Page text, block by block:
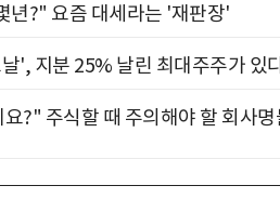
년?" 요즘 대세라는 '재판장'
', 지분 25% 날린 최대주주가 있
?" 주식할 때 주의해야 할 회사명